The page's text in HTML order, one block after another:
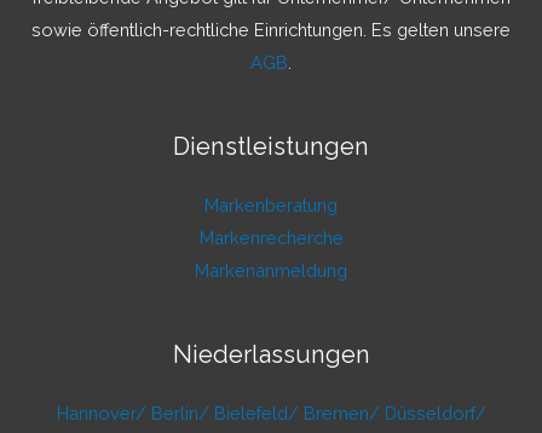
sowie öffentlich-rechtliche Einrichtungen. Es gelten unsere
AGB
Dienstleistungen
Markenberatung
Markenrecherche
Markenanmeldung
Niederlassungen
Hannover/ Berlin/ Bielefeld/ Bremen/ Düsseldorf/